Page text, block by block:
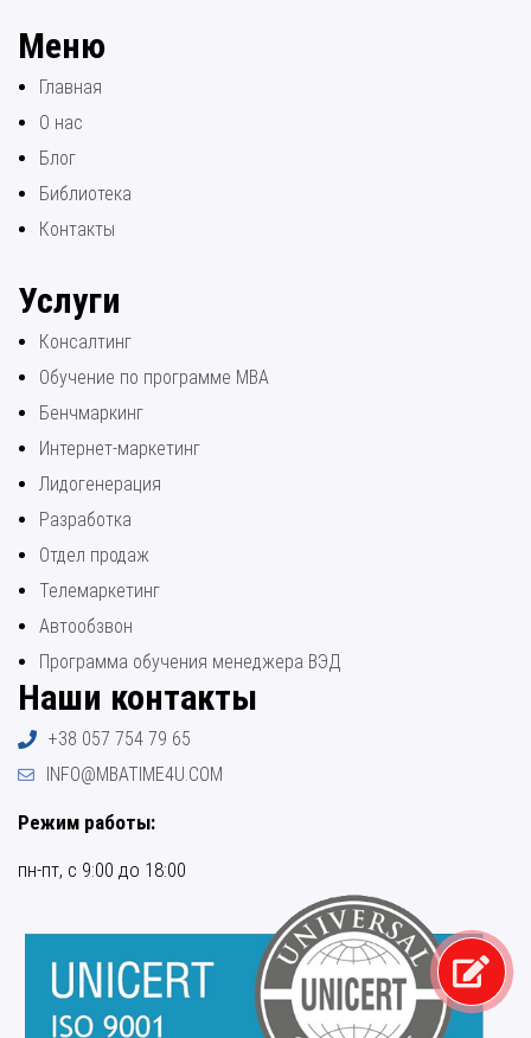
Меню
Главная
О нас
Блог
Библиотека
Контакты
Услуги
Консалтинг
Обучение по программе МВА
Бенчмаркинг
Интернет-маркетинг
Лидогенерация
Разработка
Отдел продаж
Телемаркетинг
Автообзвон
Программа обучения менеджера ВЭД
Наши контакты
+38 057 754 79 65
INFO@MBATIME4U.COM
Режим работы:
пн-пт, с 9:00 до 18:00